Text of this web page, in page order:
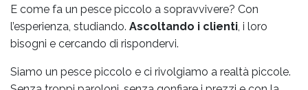
E come fa un pesce piccolo a sopravvivere? Con
l’esperienza, studiando. Ascoltando i clienti, i loro
bisogni e cercando di rispondervi.
Siamo un pesce piccolo e ci rivolgiamo a realtà piccole.